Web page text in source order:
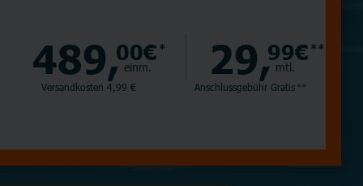
489,00€ *
einm.
Versandkosten 4,99 €
29,99€ **
mtl.
Anschlussgebühr Gratis **